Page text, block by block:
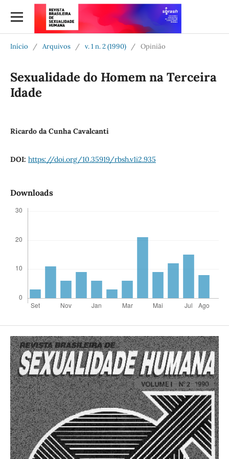
Início / Arquivos / v. 1 n. 2 (1990) / Opinião
Sexualidade do Homem na Terceira
Idade
Ricardo da Cunha Cavalcanti
DOI: https://doi.org/10.35919/rbsh.v1i2.935
Downloads